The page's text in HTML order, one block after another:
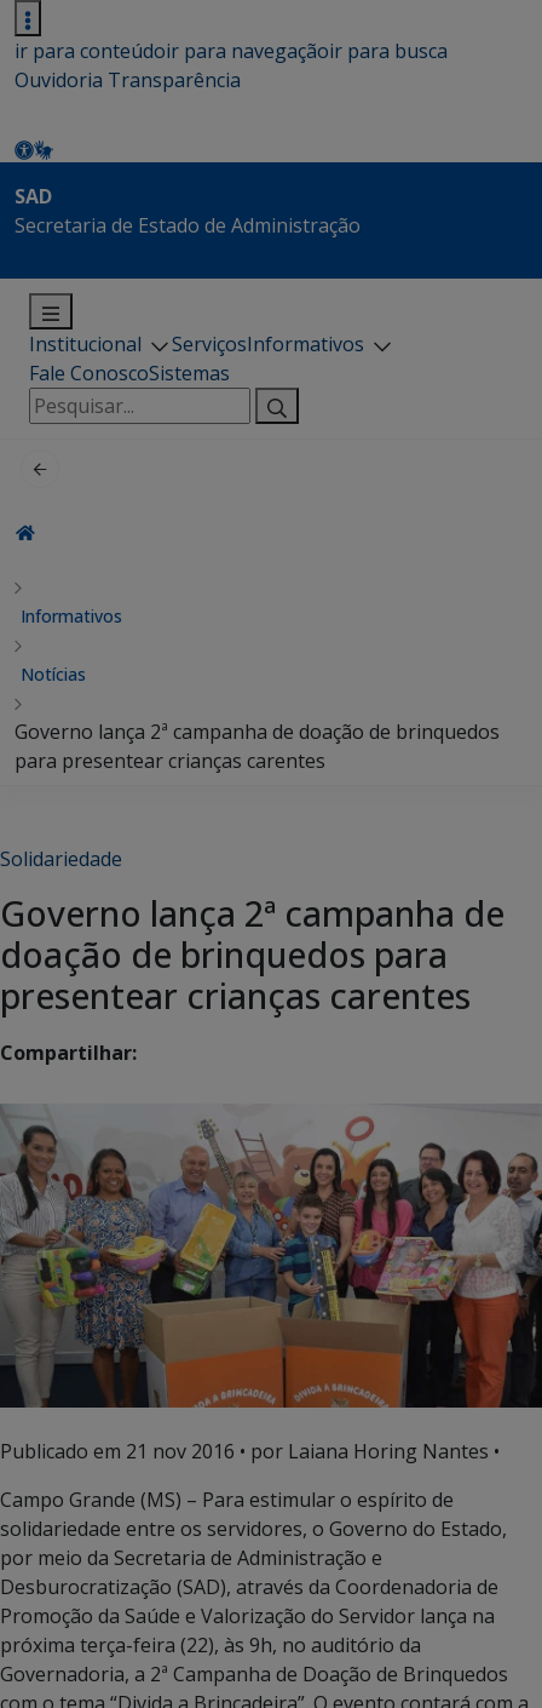
ir para conteúdoir para navegaçãoir para busca
Ouvidoria Transparência
SAD
Secretaria de Estado de Administração
Institucional ServiçosInformativos
Fale ConoscoSistemas
Pesquisar
por:
Informativos
Notícias
Governo lança 2ª campanha de doação de brinquedos
para presentear crianças carentes
Solidariedade
Governo lança 2ª campanha de
doação de brinquedos para
presentear crianças carentes
Compartilhar:
Publicado em 21 nov 2016 • por Laiana Horing Nantes •
Campo Grande (MS) – Para estimular o espírito de
solidariedade entre os servidores, o Governo do Estado,
por meio da Secretaria de Administração e
Desburocratização (SAD), através da Coordenadoria de
Promoção da Saúde e Valorização do Servidor lança na
próxima terça-feira (22), às 9h, no auditório da
Governadoria, a 2ª Campanha de Doação de Brinquedos